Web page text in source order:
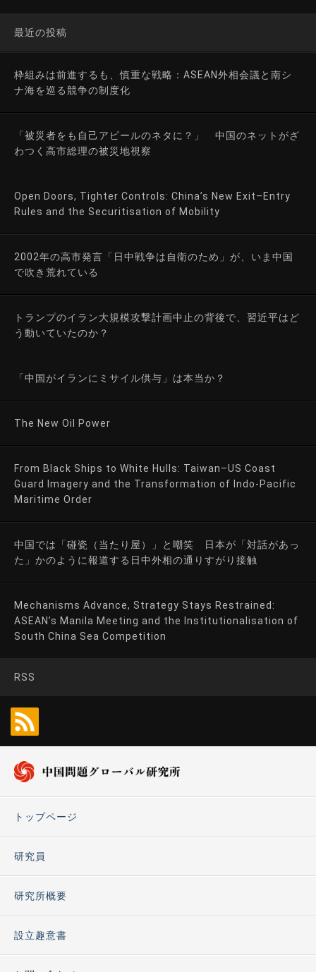
最近の投稿
枠組みは前進するも、慎重な戦略：ASEAN外相会議と南シ
ナ海を巡る競争の制度化
「被災者をも自己アピールのネタに？」 中国のネットがざ
わつく高市総理の被災地視察
Open Doors, Tighter Controls: China’s New Exit–Entry
Rules and the Securitisation of Mobility
2002年の高市発言「日中戦争は自衛のため」が、いま中国
で吹き荒れている
トランプのイラン大規模攻撃計画中止の背後で、習近平はど
う動いていたのか？
「中国がイランにミサイル供与」は本当か？
The New Oil Power
From Black Ships to White Hulls: Taiwan–US Coast
Guard Imagery and the Transformation of Indo-Pacific
Maritime Order
中国では「碰瓷（当たり屋）」と嘲笑 日本が「対話があっ
た」かのように報道する日中外相の通りすがり接触
Mechanisms Advance, Strategy Stays Restrained:
ASEAN’s Manila Meeting and the Institutionalisation of
South China Sea Competition
RSS
トップページ
研究員
研究所概要
設立趣意書